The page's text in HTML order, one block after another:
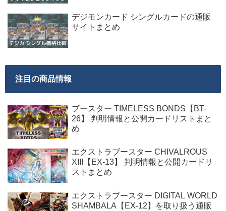
デジモンカード シングルカードの通販
サイトまとめ
注目の商品情報
ブースター TIMELESS BONDS【BT-
26】 判明情報と公開カードリストまと
め
エクストラブースター CHIVALROUS
XIII【EX-13】 判明情報と公開カードリ
ストまとめ
エクストラブースター DIGITAL WORLD
SHAMBALA【EX-12】を取り扱う通販